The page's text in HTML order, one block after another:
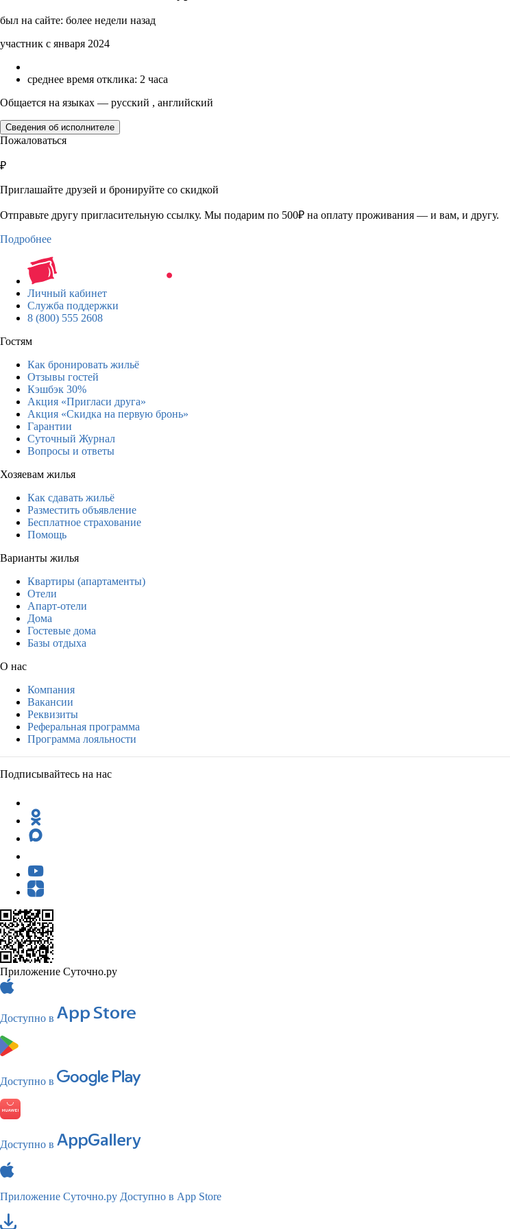
был на сайте: более недели назад
участник с января 2024
среднее время отклика: 2 часа
Общается на языках — русский , английский
Сведения об исполнителе
Пожаловаться
₽
Приглашайте друзей и бронируйте со скидкой
Отправьте другу пригласительную ссылку. Мы подарим по 500₽ на оплату проживания — и вам, и другу.
Подробнее
Личный кабинет
Служба поддержки
8 (800) 555 2608
Гостям
Как бронировать жильё
Отзывы гостей
Кэшбэк 30%
Акция «Пригласи друга»
Акция «Скидка на первую бронь»
Гарантии
Суточный Журнал
Вопросы и ответы
Хозяевам жилья
Как сдавать жильё
Разместить объявление
Бесплатное страхование
Помощь
Варианты жилья
Квартиры (апартаменты)
Отели
Апарт-отели
Дома
Гостевые дома
Базы отдыха
О нас
Компания
Вакансии
Реквизиты
Реферальная программа
Программа лояльности
Подписывайтесь на нас
Приложение Суточно.ру
Доступно в
Доступно в
Доступно в
Приложение Суточно.ру Доступно в App Store